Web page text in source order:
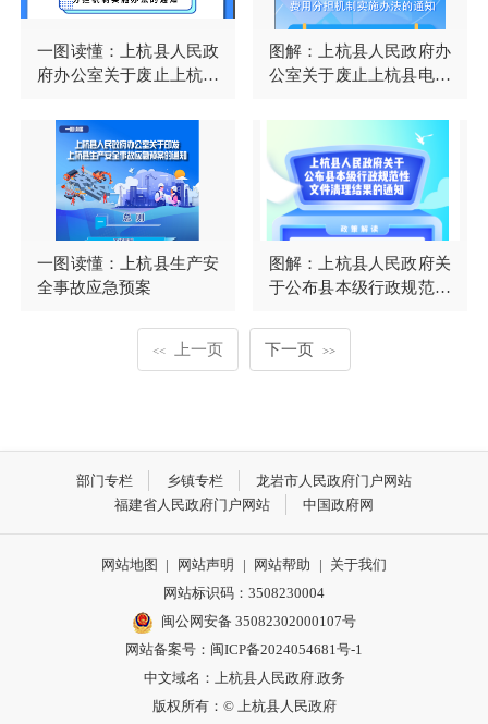
一图读懂：上杭县人民政
府办公室关于废止上杭县
制实施办法的通知
图解：上杭县人民政府办
公室关于废止上杭县电力
施办法的通知
一图读懂：上杭县生产安
全事故应急预案
图解：上杭县人民政府关
于公布县本级行政规范性
<< 上一页 下一页 >>
部门专栏 乡镇专栏
龙岩市人民政府门户网站
福建省人民政府门户网站
中国政府网
网站地图 | 网站声明 | 网站帮助 | 关于我们
网站标识码：3508230004
闽公网安备 35082302000107号
网站备案号： 闽ICP备2024054681号-1
中文域名：上杭县人民政府.政务
版权所有：© 上杭县人民政府